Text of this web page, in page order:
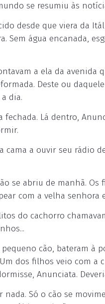
se resumiu às
desde que viera da
Sem água encanada,
a ela da avenida
Deste ou
dia.
fechada. Lá dentro,
cama a ouvir seu rádio
se abriu de manhã.
com a velha senhora
do cachorro
cão, bateram à
dos filhos veio com
Anunciata.
nada. Só o cão se